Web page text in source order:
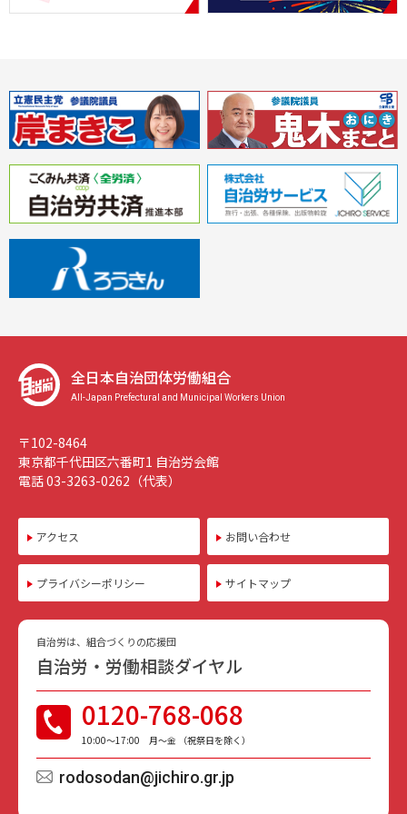
全日本自治団体労働組合
All-Japan Prefectural and Municipal Workers Union
〒102-8464
東京都千代田区六番町1 自治労会館
電話 03-3263-0262（代表）
アクセス お問い合わせ
プライバシーポリシー サイトマップ
自治労は、組合づくりの応援団
自治労・労働相談ダイヤル
0120-768-068
10:00〜17:00 月〜金 （祝祭日を除く）
rodosodan@jichiro.gr.jp